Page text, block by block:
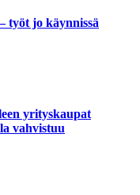
työt jo käynnissä
yrityskaupat
vahvistuu